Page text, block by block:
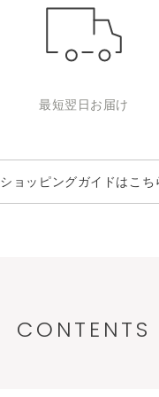
最短翌日 お届け
ショッピングガイドはこち
CONTENTS